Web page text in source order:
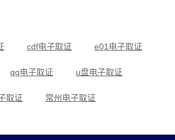
cdf电子取证 e01电子取证
qq电子取证 u盘电子取证
取证 常州电子取证